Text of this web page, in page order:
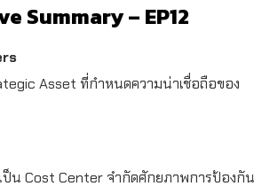
Summary – EP12
Asset ที่กำหนดความน่าเชื่อถือของ
ป็น Cost Center จำกัดศักยภาพการป้องกัน